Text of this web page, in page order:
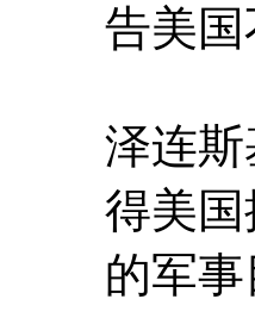
告美
泽连
得美
的军